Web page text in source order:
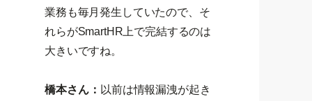
業務も毎月発生していたので、そ
れらがSmartHR上で完結するのは
大きいですね。
橋本さん： 以前は情報漏洩が起き